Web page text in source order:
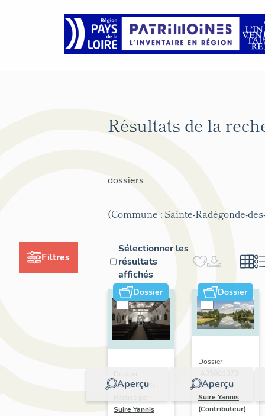
Filtres
Résultats de la
dossiers
(Commune : Sainte-Radégonde-
Sélectionner les
résultats
affichés
Dossier
Aperçu
IM85000676 |
Suire Yannis
Dossier
Aperçu
Dossier
Réalisé par
Suire Yannis
(Contributeur)